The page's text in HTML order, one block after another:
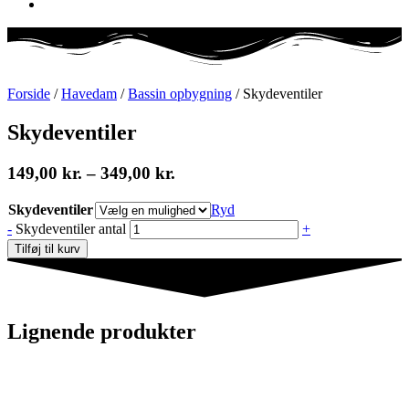
Forside /Havedam /Bassin opbygning / Skydeventiler
Skydeventiler
149,00 kr. – 349,00 kr.
Skydeventiler
Ryd
- Skydeventiler antal +
Tilføj til kurv
Lignende produkter